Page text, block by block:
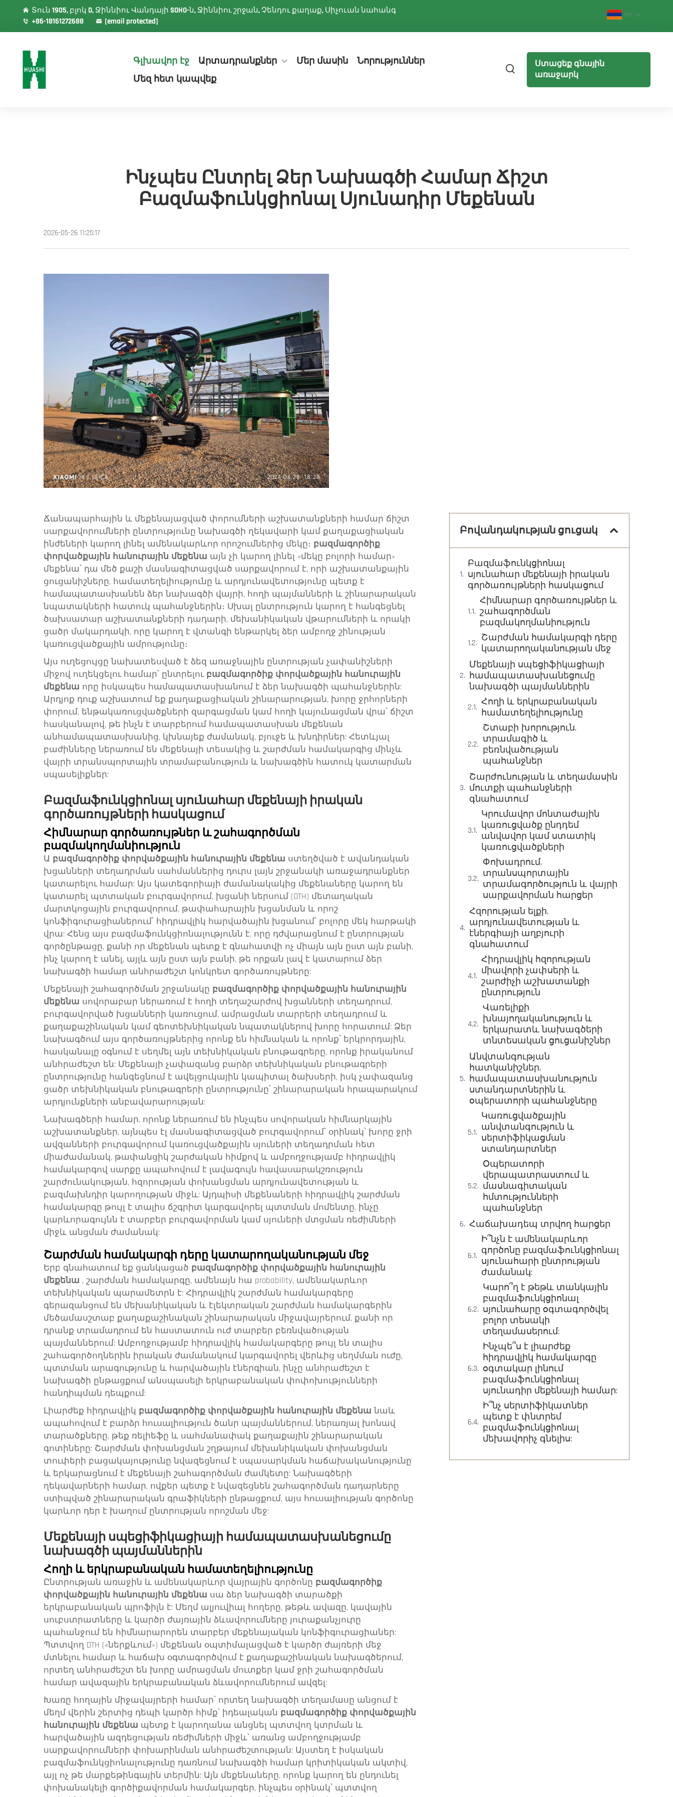
Տուն 1905, բլոկ D, Ջիննիու Վանդայի SOHO-ն, Ջիննիու շրջան, Չենդու քաղաք, Սիչուան նահանգ
+86-18161272688
[email protected]
HY
Գլխավոր էջ Արտադրանքներ Մեր մասին
Նորություններ
Մեզ հետ կապվեք
Ստացեք գնային
առաջարկ
Ինչպես Ընտրել Ձեր Նախագծի Համար Ճիշտ
Բազմաֆունկցիոնալ Սյունադիր Մեքենան
2026-05-26 11:25:17
Ճանապարհային և մեքենայացված փորումների աշխատանքների համար ճիշտ
սարքավորումների ընտրությունը նախագծի ղեկավարի կամ քաղաքացիական
ինժեների կարող լինել ամենակարևոր որոշումներից մեկը։ բազմագործիք
փորվածքային հանուրային մեքենա այն չի կարող լինել «մեկը բոլորի համար»
մեքենա՝ դա մեծ քաշի մասնագիտացված սարքավորում է, որի աշխատանքային
ցուցանիշները, համատեղելիությունը և արդյունավետությունը պետք է
համապատասխանեն ձեր նախագծի վայրի, հողի պայմանների և շինարարական
նպատակների հատուկ պահանջներին։ Սխալ ընտրություն կարող է հանգեցնել
ծախսատար աշխատանքների դադարի, մեխանիկական վթարումների և որակի
ցածր մակարդակի, որը կարող է վտանգի ենթարկել ձեր ամբողջ շինության
կառուցվածքային ամրությունը։
Այս ուղեցույցը նախատեսված է ձեզ առաջնային ընտրության չափանիշների
միջով ուղեկցելու համար՝ ընտրելու բազմագործիք փորվածքային հանուրային
մեքենա որը իսկապես համապատասխանում է ձեր նախագծի պահանջներին:
Արդյոք դուք աշխատում եք քաղաքացիական շինարարության, խորը ջրհորների
փորում, ենթակառուցվածքների զարգացման կամ հողի կայունացման վրա՝ ճիշտ
հասկանալով, թե ինչն է տարբերում համապատասխան մեքենան
անհամապատասխանից, կխնայեք ժամանակ, բյուջե և խնդիրներ: Հետևյալ
բաժինները ներառում են մեքենայի տեսակից և շարժման համակարգից մինչև
վայրի տրանսպորտային տրամաբանություն և նախագծին հատուկ կատարման
սպասելիքներ:
Բազմաֆունկցիոնալ սյունահար մեքենայի իրական
գործառույթների հասկացում
Հիմնարար գործառույթներ և շահագործման
բազմակողմանիություն
Ա բազմագործիք փորվածքային հանուրային մեքենա ստեղծված է ավանդական
խցանների տեղադրման սահմաններից դուրս լայն շրջանակի առաջադրանքներ
կատարելու համար: Այս կատեգորիայի ժամանակակից մեքենաները կարող են
կատարել պտտական բուրգավորում, խցանի ներսում (DTH) մետաղական
մարտկոցային բուրգավորում, թափահարային խցանման և որոշ
կոնֆիգուրացիաներում՝ հիդրավլիկ հարվածային խցանում՝ բոլորը մեկ հարթակի
վրա: Հենց այս բազմաֆունկցիոնալությունն է, որը դժվարացնում է ընտրության
գործընթացը, քանի որ մեքենան պետք է գնահատվի ոչ միայն այն ըստ այն բանի,
ինչ կարող է անել, այլև այն ըստ այն բանի, թե որքան լավ է կատարում ձեր
նախագծի համար անհրաժեշտ կոնկրետ գործառույթները:
Մեքենայի շահագործման շրջանակը բազմագործիք փորվածքային հանուրային
մեքենա սովորաբար ներառում է հողի տեղաշարժով խցանների տեղադրում,
բուրգավորված խցանների կառուցում, ամրացման տարրերի տեղադրում և
քաղաքաշինական կամ գեոտեխնիկական նպատակներով խորը հորատում: Ձեր
նախագծում այս գործառույթներից որոնք են հիմնական և որոնք՝ երկրորդային,
հասկանալը օգնում է սեղմել այն տեխնիկական բնութագրերը, որոնք իրականում
անհրաժեշտ են: Մեքենայի չափազանց բարձր տեխնիկական բնութագրերի
ընտրությունը հանգեցնում է ավելցուկային կապիտալ ծախսերի, իսկ չափազանց
ցածր տեխնիկական բնութագրերի ընտրությունը՝ շինարարական հրապարակում
արդյունքների անբավարարության:
Նախագծերի համար, որոնք ներառում են ինչպես սովորական հիմնարկային
աշխատանքներ, այնպես էլ մասնագիտացված բուրգավորում՝ օրինակ՝ խորը ջրի
ավզանների բուրգավորում կառուցվածքային սյուների տեղադրման հետ
միաժամանակ, թափանցիկ շարժական հիմքով և ամբողջությամբ հիդրավլիկ
համակարգով սարքը ապահովում է լավագույն հավասարակշռություն
շարժունակության, հզորության փոխանցման արդյունավետության և
բազմախնդիր կարողության միջև: Այդպիսի մեքենաների հիդրավլիկ շարժման
համակարգը թույլ է տալիս ճշգրիտ կարգավորել պտտման մոմենտը, ինչը
կարևորագույնն է տարբեր բուրգավորման կամ սյուների մտցման ռեժիմների
միջև անցման ժամանակ:
Շարժման համակարգի դերը կատարողականության մեջ
Երբ գնահատում եք ցանկացած բազմագործիք փորվածքային հանուրային
մեքենա , շարժման համակարգը, ամենայն հա probability, ամենակարևոր
տեխնիկական պարամետրն է: Հիդրավլիկ շարժման համակարգերը
գերազանցում են մեխանիկական և էլեկտրական շարժման համակարգերին
մեծամասշտաբ քաղաքաշինական շինարարական միջավայրերում, քանի որ
դրանք տրամադրում են հաստատուն ուժ տարբեր բեռնվածության
պայմաններում: Ամբողջությամբ հիդրավլիկ համակարգերը թույլ են տալիս
շահագործողներին իրական ժամանակում կարգավորել վերևից սեղմման ուժը,
պտտման արագությունը և հարվածային էներգիան, ինչը անհրաժեշտ է
նախագծի ընթացքում անսպասելի երկրաբանական փոփոխությունների
հանդիպման դեպքում:
Լիարժեք հիդրավլիկ բազմագործիք փորվածքային հանուրային մեքենանաև
ապահովում է բարձր հուսալիություն ծանր պայմաններում, ներառյալ խոնավ
տարածքները, թեք ռելիեֆը և սահմանափակ քաղաքային շինարարական
գոտիները: Շարժման փոխանցման շղթայում մեխանիկական փոխանցման
տուփերի բացակայությունը նվազեցնում է սպասարկման հաճախականությունը
և երկարացնում է մեքենայի շահագործման ժամկետը: Նախագծերի
ղեկավարների համար, ովքեր պետք է նվազեցնեն շահագործման դադարները
ստիպված շինարարական գրաֆիկների ընթացքում, այս հուսալիության գործոնը
կարևոր դեր է խաղում ընտրության որոշման մեջ:
Մեքենայի սպեցիֆիկացիայի համապատասխանեցումը
նախագծի պայմաններին
Հողի և երկրաբանական համատեղելիությունը
Ընտրության առաջին և ամենակարևոր վայրային գործոնը բազմագործիք
փորվածքային հանուրային մեքենա սա ձեր նախագծի տարածքի
երկրաբանական պրոֆիլն է: Մեղմ ալյուվիալ հողերը, թեթև ավազը, կավային
սուբստրատները և կարծր ժայռային ձևավորումները յուրաքանչյուրը
պահանջում են հիմնարարորեն տարբեր մեքենայական կոնֆիգուրացիաներ:
Պտտվող DTH («ներքևում») մեքենան օպտիմալացված է կարծր ժայռերի մեջ
մտնելու համար և հաճախ օգտագործվում է քաղաքաշինական նախագծերում,
որտեղ անհրաժեշտ են խորը ամրացման մուտքեր կամ ջրի շահագործման
համար ավազային երկրաբանական ձևավորումներում ավզել:
Խառը հողային միջավայրերի համար՝ որտեղ նախագծի տեղամասը անցում է
մեղմ վերին շերտից դեպի կարծր հիմք՝ իդեալական բազմագործիք փորվածքային
հանուրային մեքենա պետք է կարողանա անցնել պտտվող կտրման և
հարվածային ազդեցության ռեժիմների միջև՝ առանց ամբողջությամբ
սարքավորումների փոխարինման անհրաժեշտության: Այստեղ է իսկական
բազմաֆունկցիոնալությունը դառնում նախագծի համար կրիտիկական ակտիվ,
այլ ոչ թե մարքեթինգային տերմին: Այն մեքենաները, որոնք կարող են ընդունել
փոխանակելի գործիքավորման համակարգեր, ինչպես օրինակ՝ պտտվող
Բովանդակության ցուցակ
Բազմաֆունկցիոնալ
սյունահար մեքենայի իրական
գործառույթների հասկացում
Հիմնարար գործառույթներ և
շահագործման
բազմակողմանիություն
Շարժման համակարգի դերը
կատարողականության մեջ
Մեքենայի սպեցիֆիկացիայի
համապատասխանեցումը
նախագծի պայմաններին
Հողի և երկրաբանական
համատեղելիությունը
Շտաբի խորություն,
տրամագիծ և
բեռնվածության
պահանջներ
Շարժունության և տեղամասին
մուտքի պահանջների
գնահատում
Կրումավոր մոնտաժային
կառուցվածք ընդդեմ
անվավոր կամ ստատիկ
կառուցվածքների
Փոխադրում,
տրանսպորտային
տրամագործություն և վայրի
սարքավորման հարցեր
Հզորության ելքի,
արդյունավետության և
էներգիայի աղբյուրի
գնահատում
Հիդրավլիկ հզորության
միավորի չափսերի և
շարժիչի աշխատանքի
ընտրություն
Վառելիքի
խնայողականություն և
երկարատև նախագծերի
տնտեսական ցուցանիշներ
Անվտանգության
հատկանիշներ,
համապատասխանություն
ստանդարտներին և
օպերատորի պահանջները
Կառուցվածքային
անվտանգություն և
սերտիֆիկացման
ստանդարտներ
Օպերատորի
վերապատրաստում և
մասնագիտական
հմտությունների
պահանջներ
Հաճախադեպ տրվող հարցեր
Ի՞նչն է ամենակարևոր
գործոնը բազմաֆունկցիոնալ
սյունահարի ընտրության
ժամանակ:
Կարո՞ղ է թեթև տանկային
բազմաֆունկցիոնալ
սյունահարը օգտագործվել
բոլոր տեսակի
տեղամասերում:
Ինչպե՞ս է լիարժեք
հիդրավլիկ համակարգը
օգտակար լինում
բազմաֆունկցիոնալ
սյունադիր մեքենայի համար:
Ի՞նչ սերտիֆիկատներ
պետք է փնտրեմ
բազմաֆունկցիոնալ
մեխավորիչ գնելիս: